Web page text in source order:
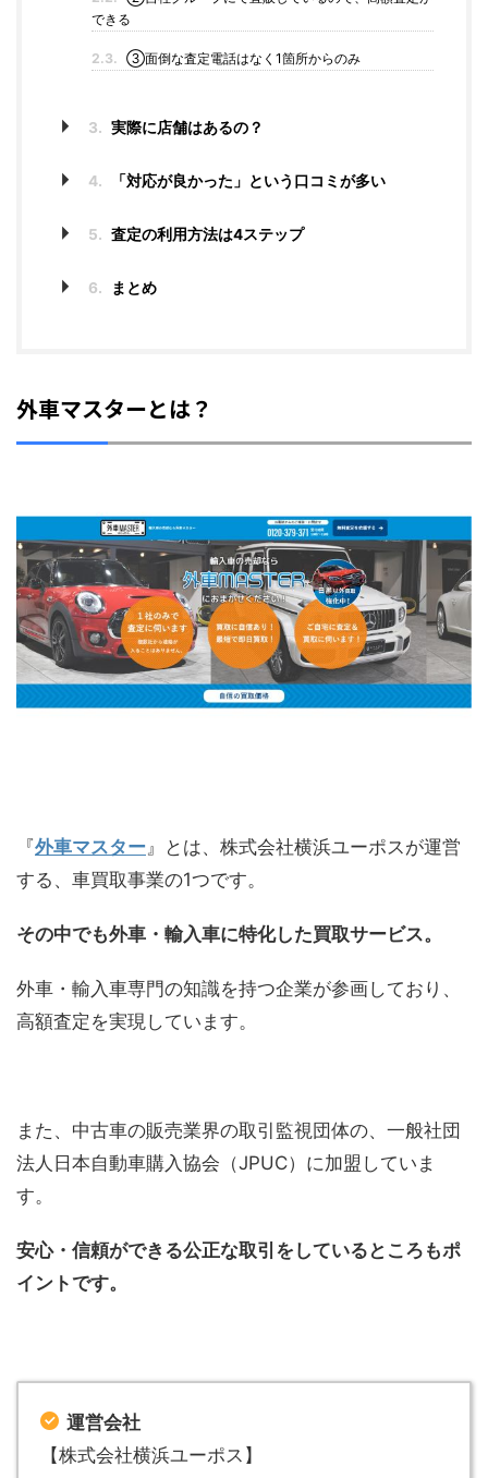
できる
2.3. ③面倒な査定電話はなく1箇所からのみ
3. 実際に店舗はあるの？
4. 「対応が良かった」という口コミが多い
5. 査定の利用方法は4ステップ
6. まとめ
外車マスターとは？
『外車マスター 』とは、株式会社横浜ユーポスが運営
する、車買取事業の1つです。
その中でも外車・輸入車に特化した買取サービス。
外車・輸入車専門の知識を持つ企業が参画しており、
高額査定を実現しています。
また、中古車の販売業界の取引監視団体の、一般社団
法人日本自動車購入協会（JPUC）に加盟していま
す。
安心・信頼ができる公正な取引をしているところもポ
イントです。
運営会社
【株式会社横浜ユーポス】